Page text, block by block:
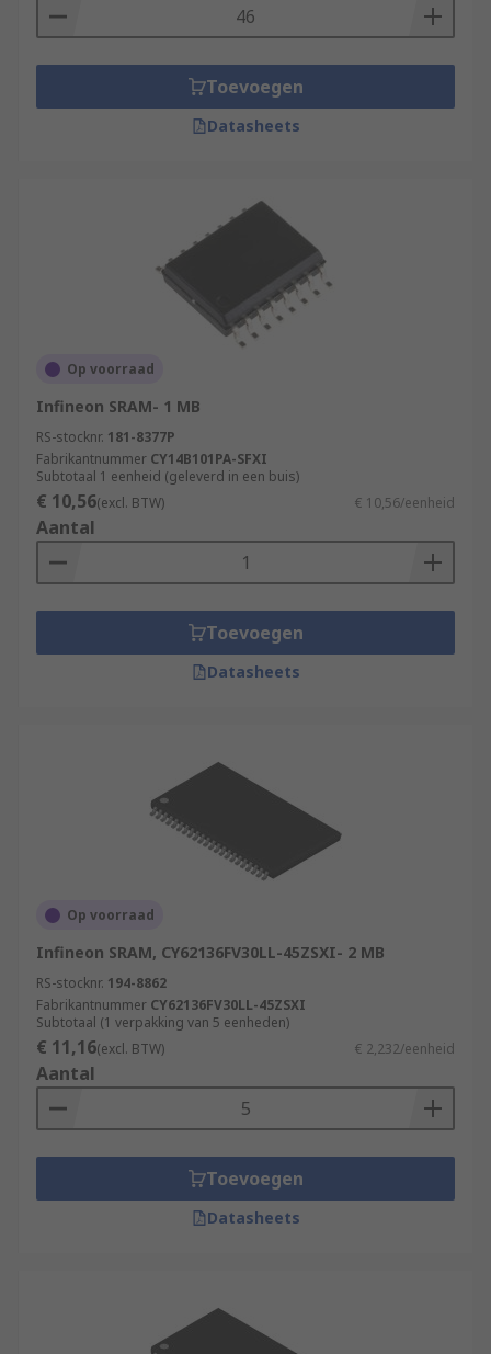
Toevoegen
Datasheets
Op voorraad
Infineon SRAM- 1 MB
RS-stocknr. 181-8377P
Fabrikantnummer CY14B101PA-SFXI
Subtotaal 1 eenheid (geleverd in een buis)
€ 10,56(excl. BTW) € 10,56/eenheid
Aantal
Toevoegen
Datasheets
Op voorraad
Infineon SRAM, CY62136FV30LL-45ZSXI- 2 MB
RS-stocknr. 194-8862
Fabrikantnummer CY62136FV30LL-45ZSXI
Subtotaal (1 verpakking van 5 eenheden)
€ 11,16(excl. BTW) € 2,232/eenheid
Aantal
Toevoegen
Datasheets